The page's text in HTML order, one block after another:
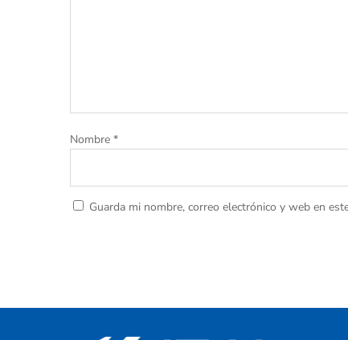
Nombre *
Guarda mi nombre, correo electrónico y web en